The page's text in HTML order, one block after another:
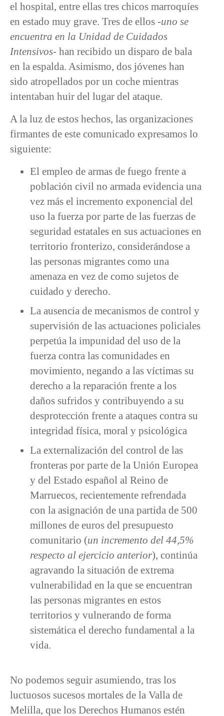
el hospital, entre ellas tres chicos marroquíes
en estado muy grave. Tres de ellos -uno se
encuentra en la Unidad de Cuidados
Intensivos- han recibido un disparo de bala
en la espalda. Asimismo, dos jóvenes han
sido atropellados por un coche mientras
intentaban huir del lugar del ataque.
A la luz de estos hechos, las organizaciones
firmantes de este comunicado expresamos lo
siguiente:
El empleo de armas de fuego frente a
población civil no armada evidencia una
vez más el incremento exponencial del
uso la fuerza por parte de las fuerzas de
seguridad estatales en sus actuaciones en
territorio fronterizo, considerándose a
las personas migrantes como una
amenaza en vez de como sujetos de
cuidado y derecho.
La ausencia de mecanismos de control y
supervisión de las actuaciones policiales
perpetúa la impunidad del uso de la
fuerza contra las comunidades en
movimiento, negando a las víctimas su
derecho a la reparación frente a los
daños sufridos y contribuyendo a su
desprotección frente a ataques contra su
integridad física, moral y psicológica
La externalización del control de las
fronteras por parte de la Unión Europea
y del Estado español al Reino de
Marruecos, recientemente refrendada
con la asignación de una partida de 500
millones de euros del presupuesto
comunitario (un incremento del 44,5%
respecto al ejercicio anterior), continúa
agravando la situación de extrema
vulnerabilidad en la que se encuentran
las personas migrantes en estos
territorios y vulnerando de forma
sistemática el derecho fundamental a la
vida.
No podemos seguir asumiendo, tras los
luctuosos sucesos mortales de la Valla de
Melilla, que los Derechos Humanos estén